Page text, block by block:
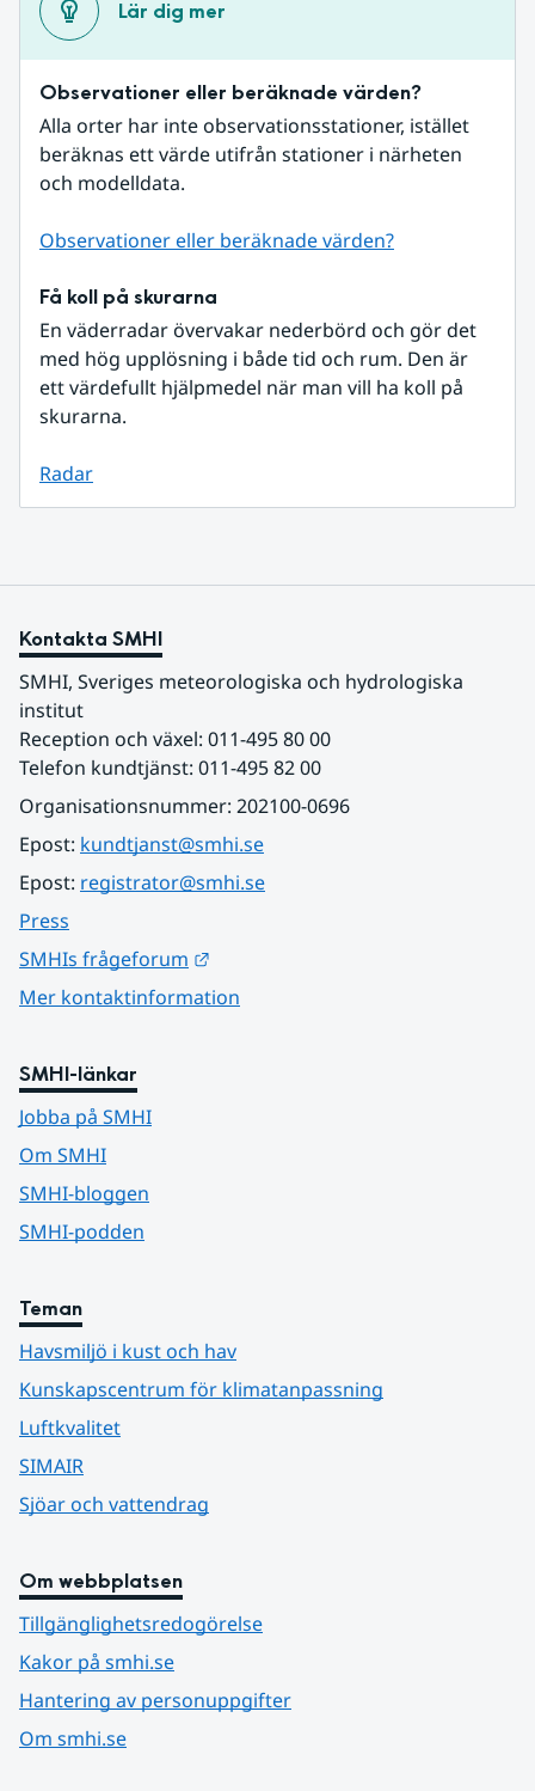
Lär dig mer
Observationer eller beräknade värden?
Alla orter har inte observationsstationer, istället
beräknas ett värde utifrån stationer i närheten
och modelldata.
Observationer eller beräknade värden?
Få koll på skurarna
En väderradar övervakar nederbörd och gör det
med hög upplösning i både tid och rum. Den är
ett värdefullt hjälpmedel när man vill ha koll på
skurarna.
Radar
Kontakta SMHI
SMHI, Sveriges meteorologiska och hydrologiska
institut
Reception och växel: 011-495 80 00
Telefon kundtjänst: 011-495 82 00
Organisationsnummer: 202100-0696
Epost: kundtjanst@smhi.se
Epost: registrator@smhi.se
Press
SMHIs frågeforum
Mer kontaktinformation
SMHI-länkar
Jobba på SMHI
Om SMHI
SMHI-bloggen
SMHI-podden
Teman
Havsmiljö i kust och hav
Kunskapscentrum för klimatanpassning
Luftkvalitet
SIMAIR
Sjöar och vattendrag
Om webbplatsen
Tillgänglighetsredogörelse
Kakor på smhi.se
Hantering av personuppgifter
Om smhi.se